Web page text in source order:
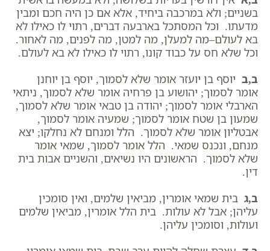
בשניים; ולא במרכבה ביחיד, אלא אם כן היה חכם ומבין
מדעתו. וכל המסתכל בארבעה דברים, רתוי לו כאילו לא
בא לעולם–מה למעלן, מה למטן, מה לפנים, מה לאחור.
וכל שלא חס על כבוד קונו, רתוי לו כאילו לא בא לעולם.
ב,ב יוסף בן יועזר אומר שלא לסמוך, יוסף בן יוחנן
אומר לסמוך; יהושוע בן פרחיה אומר שלא לסמוך, ניתאי
הארבלי אומר לסמוך; יהודה בן טבאי אומר שלא לסמוך,
שמעון בן שטח אומר לסמוך; שמעיה אומר לסמוך,
אבטליון אומר שלא לסמוך. הלל ומנחם לא נחלקו; יצא
מנחם, ונכנס שמאי. הלל אומר לסמוך, שמאי אומר
שלא לסמוך. הראשונים היו נשיאים, והשניים אבות בית
דין.
ב,ג בית שמאי אומרין, מביאין שלמים, ואין סומכין
עליהן; אבל לא עולות. בית הלל אומרין, מביאין שלמים
ועולות, וסומכין עליהן.